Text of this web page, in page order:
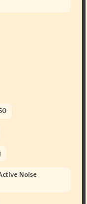
Noise